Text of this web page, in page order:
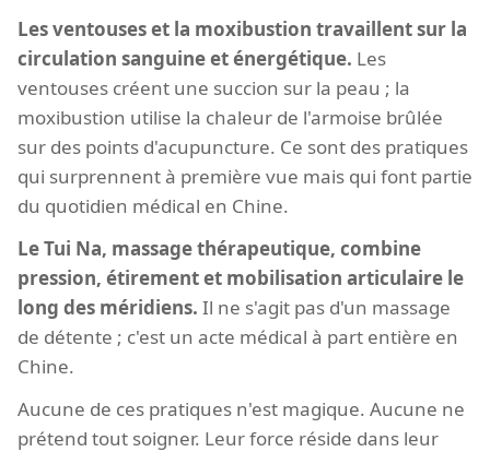
Les ventouses et la moxibustion travaillent sur la
circulation sanguine et énergétique. Les
ventouses créent une succion sur la peau ; la
moxibustion utilise la chaleur de l'armoise brûlée
sur des points d'acupuncture. Ce sont des pratiques
qui surprennent à première vue mais qui font partie
du quotidien médical en Chine.
Le Tui Na, massage thérapeutique, combine
pression, étirement et mobilisation articulaire le
long des méridiens. Il ne s'agit pas d'un massage
de détente ; c'est un acte médical à part entière en
Chine.
Aucune de ces pratiques n'est magique. Aucune ne
prétend tout soigner. Leur force réside dans leur